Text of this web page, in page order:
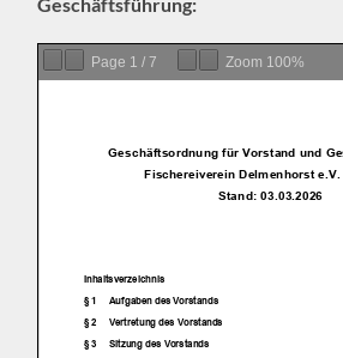
Geschäftsführung:
Page 1 /7 Zoom 100%